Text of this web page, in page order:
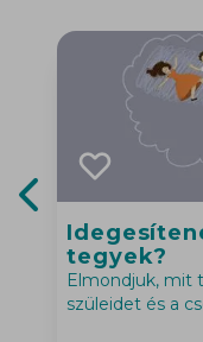
tegyek?
Elmondjuk, mit
szüleidet és a
Previous slide